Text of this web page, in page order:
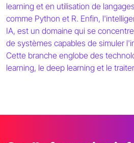
learning et en utilisation de
comme Python et R. Enfin,
IA, est un domaine qui se
de systèmes capables de simuler
Cette branche englobe des
learning, le deep learning et le